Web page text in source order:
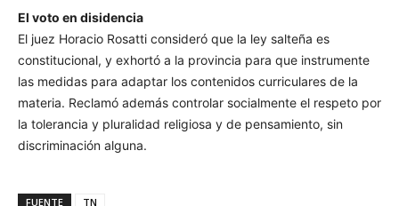
El voto en disidencia
El juez Horacio Rosatti consideró que la ley salteña es
constitucional, y exhortó a la provincia para que instrumente
las medidas para adaptar los contenidos curriculares de la
materia. Reclamó además controlar socialmente el respeto por
la tolerancia y pluralidad religiosa y de pensamiento, sin
discriminación alguna.
FUENTE TN